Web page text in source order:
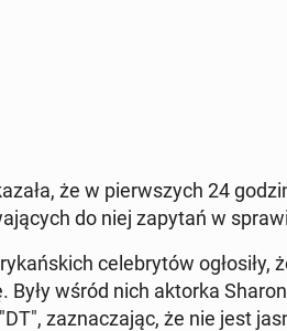
że w pierw­szych 24
do niej zapytań w
ce­le­bry­tów ogło­si­ły,
Były wśród nich aktorka
za­zna­cza­jąc, że nie jest